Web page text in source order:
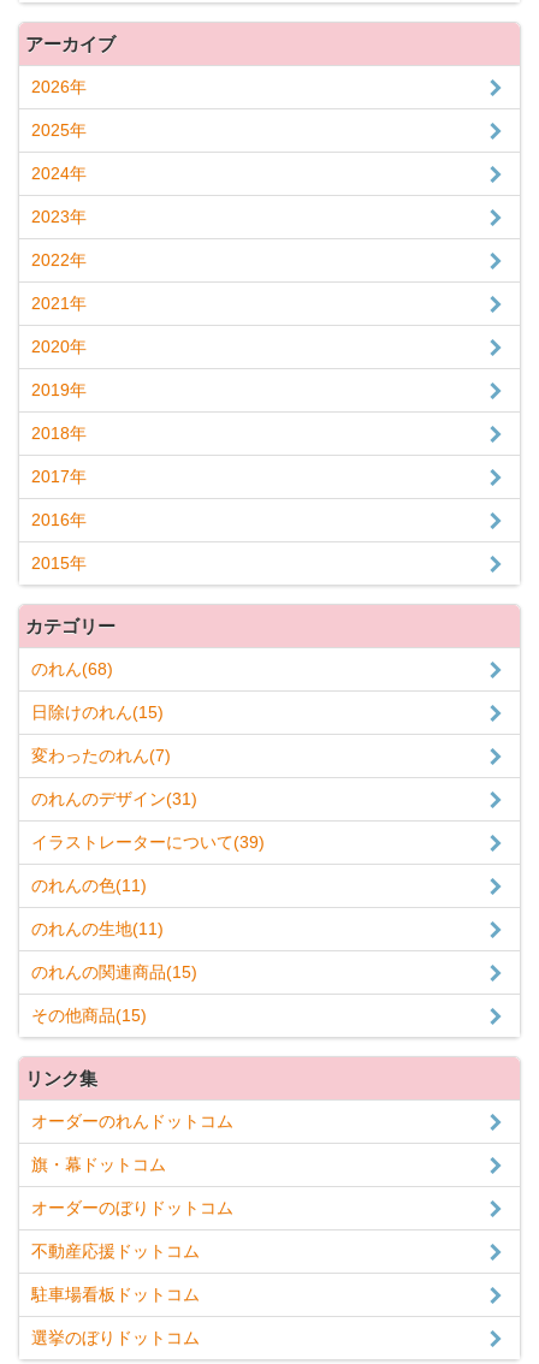
アーカイブ
2026年
2025年
2024年
2023年
2022年
2021年
2020年
2019年
2018年
2017年
2016年
2015年
カテゴリー
のれん(68)
日除けのれん(15)
変わったのれん(7)
のれんのデザイン(31)
イラストレーターについて(39)
のれんの色(11)
のれんの生地(11)
のれんの関連商品(15)
その他商品(15)
リンク集
オーダーのれんドットコム
旗・幕ドットコム
オーダーのぼりドットコム
不動産応援ドットコム
駐車場看板ドットコム
選挙のぼりドットコム